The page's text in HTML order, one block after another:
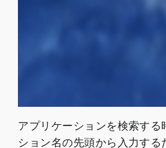
アプリケーションを検索する
ション名の先頭から入力する